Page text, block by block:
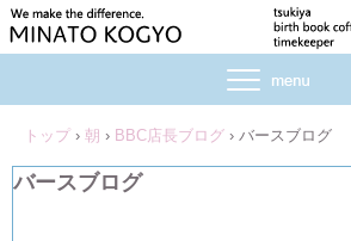
トップ › 朝 › BBC店長ブログ › バースブログ
バースブログ